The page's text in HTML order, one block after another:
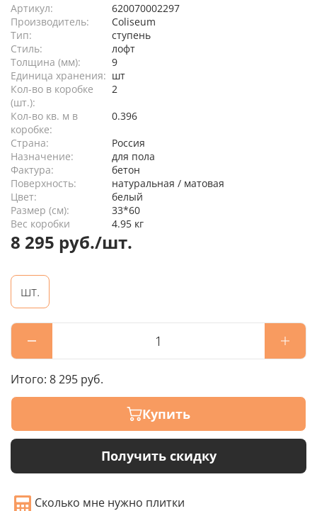
Артикул:
620070002297
Производитель:
Coliseum
Тип:
ступень
Стиль:
лофт
Толщина (мм):
9
Единица хранения: шт
Кол-во в коробке
(шт.):
2
Кол-во кв. м в
коробке:
0.396
Страна:
Россия
Назначение:
для пола
Фактура:
бетон
Поверхность:
натуральная / матовая
Цвет:
белый
Размер (см):
33*60
Вес коробки
4.95 кг
8 295 руб./шт.
шт.
Итого: 8 295 руб.
Купить
Получить скидку
Сколько мне нужно плитки